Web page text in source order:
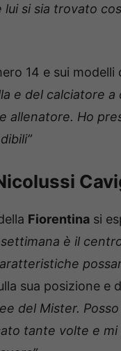
si sia trovato
14 e sui modelli
e del calciatore
allenatore. Ho
Fiorentina si
è il
sua posizione e
del Mister.
tante volte e